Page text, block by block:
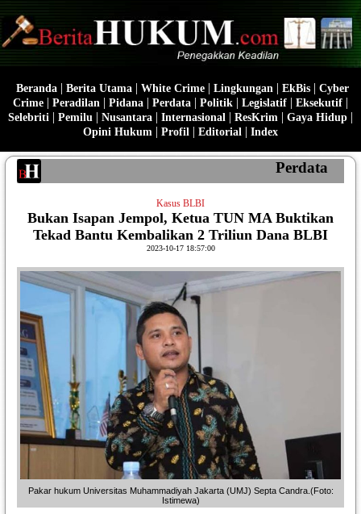
Beranda| Berita Utama| White Crime| Lingkungan | EkBis| Cyber
Crime | Peradilan | Pidana | Perdata | Politik | Legislatif | Eksekutif |
Selebriti | Pemilu | Nusantara | Internasional | ResKrim | Gaya Hidup |
Opini Hukum | Profil | Editorial | Index
Perdata
Kasus BLBI
Bukan Isapan Jempol, Ketua TUN MA Buktikan
Tekad Bantu Kembalikan 2 Triliun Dana BLBI
2023-10-17 18:57:00
Pakar hukum Universitas Muhammadiyah Jakarta (UMJ) Septa Candra.(Foto:
Istimewa)